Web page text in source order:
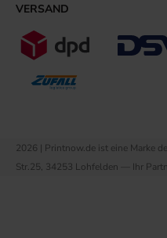
VERSAND
2026 | Printnow.de ist eine Marke
Str.25, 34253 Lohfelden — Ihr